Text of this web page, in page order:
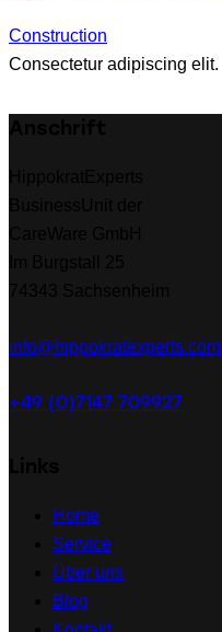
Construction
Consectetur adipiscing elit.
info@hippokratexperts.com
+49 (0)7147 709927
Home
Service
Über uns
Blog